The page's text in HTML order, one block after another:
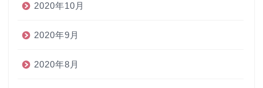
2020年10月
2020年9月
2020年8月